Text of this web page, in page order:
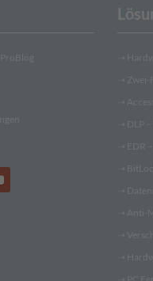
➝
➝
➝
➝ DLP
➝ EDR
➝
➝
➝ Anti-
➝
➝